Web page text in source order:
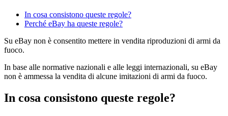
In cosa consistono queste regole?
Perché eBay ha queste regole?
Su eBay non è consentito mettere in vendita riproduzioni di armi da
fuoco.
In base alle normative nazionali e alle leggi internazionali, su eBay
non è ammessa la vendita di alcune imitazioni di armi da fuoco.
In cosa consistono queste regole?